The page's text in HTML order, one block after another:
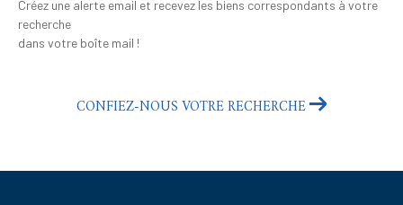
Créez une alerte email et recevez les biens correspondants à votre
recherche
dans votre boîte mail !
CONFIEZ-NOUS VOTRE RECHERCHE